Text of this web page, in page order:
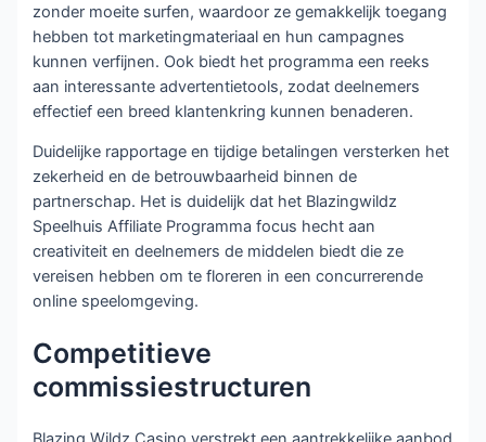
zonder moeite surfen, waardoor ze gemakkelijk toegang
hebben tot marketingmateriaal en hun campagnes
kunnen verfijnen. Ook biedt het programma een reeks
aan interessante advertentietools, zodat deelnemers
effectief een breed klantenkring kunnen benaderen.
Duidelijke rapportage en tijdige betalingen versterken het
zekerheid en de betrouwbaarheid binnen de
partnerschap. Het is duidelijk dat het Blazingwildz
Speelhuis Affiliate Programma focus hecht aan
creativiteit en deelnemers de middelen biedt die ze
vereisen hebben om te floreren in een concurrerende
online speelomgeving.
Competitieve
commissiestructuren